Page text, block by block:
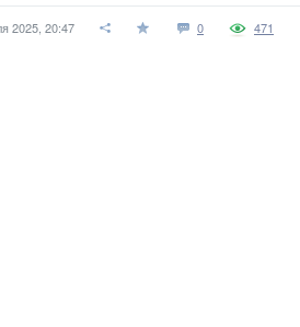
2025, 20:47 0 471